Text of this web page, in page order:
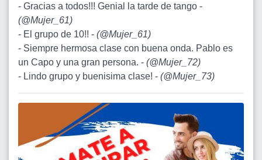
- Gracias a todos!!! Genial la tarde de tango -
(@Mujer_61)
- El grupo de 10!! - (@Mujer_61)
- Siempre hermosa clase con buena onda. Pablo es
un Capo y una gran persona. - (@Mujer_72)
- Lindo grupo y buenisima clase! - (@Mujer_73)